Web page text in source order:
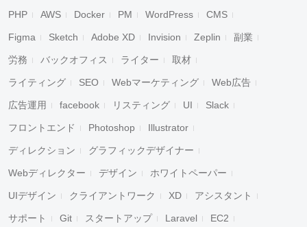
PHP AWS Docker PM WordPress CMS
Figma Sketch Adobe XD Invision Zeplin 副業
労務 バックオフィス ライター 取材
ライティング SEO Webマーケティング Web広告
広告運用 facebook リスティング UI Slack
フロントエンド Photoshop Illustrator
ディレクション グラフィックデザイナー
Webディレクター デザイン ホワイトペーパー
UIデザイン クライアントワーク XD アシスタント
サポート Git スタートアップ Laravel EC2